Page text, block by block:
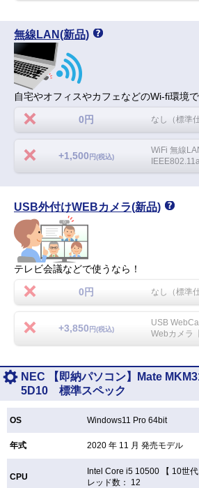
無線LAN(新品)
自宅やオフィスやカフェなどのWi-fi環境で
0円 なし（標準
+1,500 円(税込)
WiFi 無線
USB外付けWEBカメラ(新品)
テレビ会議などで使うなら！
0円 なし（標準
+3,850 円(税込)
USB
Webカメラ
NEC 【即納パソコン】Mate
5D10 標準スペック
OS Windows11 Pro 64bit
年式 2020 年 11 月 発売モデル
CPU
Intel Core i5 10500 【 10世
レッド数： 12